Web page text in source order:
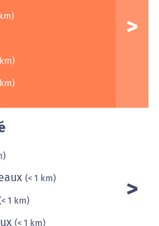
(< 1 km)
1 km)
(< 1 km)